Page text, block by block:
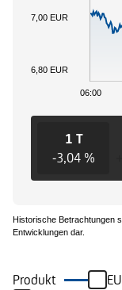
06:00
6,80 EUR
7,00 EUR
1 T
-3,04 %
Historische Betrachtungen
Entwicklungen dar.
Produkt